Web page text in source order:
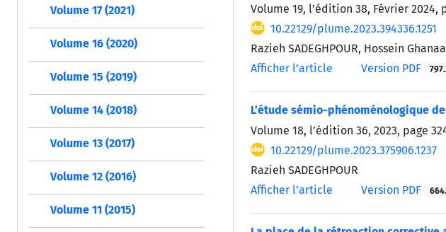
Volume 19, l’édition 38, Février 2024,
10.22129/plume.2023.394336.1251
Razieh SADEGHPOUR, Hossein
Afficher l’article
Version PDF
L’étude sémio-phénoménologique de
Volume 18, l’édition 36, 2023, page
10.22129/plume.2023.375906.1237
Razieh SADEGHPOUR
Afficher l’article
Version PDF
Volume 17 (2021)
Volume 16 (2020)
Volume 15 (2019)
Volume 14 (2018)
Volume 13 (2017)
Volume 12 (2016)
Volume 11 (2015)